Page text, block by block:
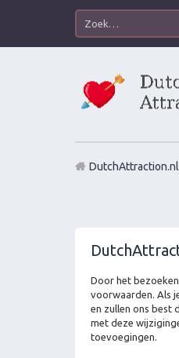
DutchAttraction.nl
Door het
voorwaarden. Als
en zullen ons best
met deze
toevoegingen.